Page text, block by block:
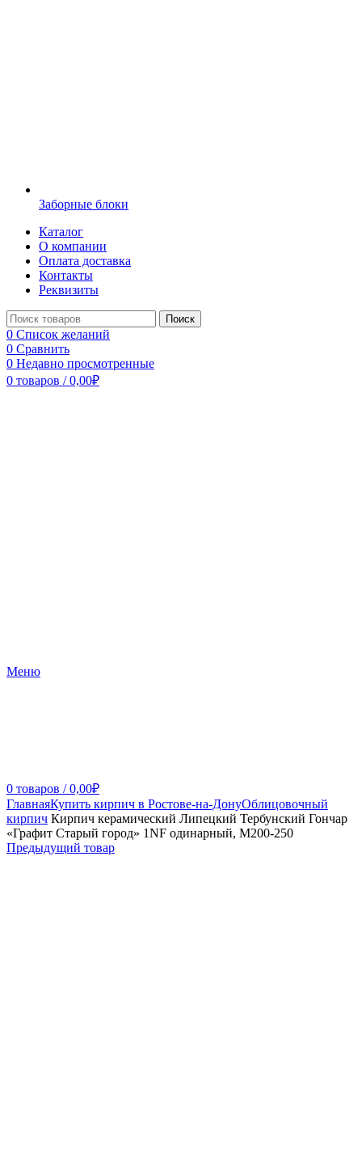
Заборные блоки
Каталог
О компании
Оплата доставка
Контакты
Реквизиты
Поиск
0 Список желаний
0 Сравнить
0 Недавно просмотренные
0 товаров / 0,00₽
Меню
0 товаров / 0,00₽
ГлавнаяКупить кирпич в Ростове-на-ДонуОблицовочный
кирпич Кирпич керамический Липецкий Тербунский Гончар
«Графит Старый город» 1NF одинарный, М200-250
Предыдущий товар